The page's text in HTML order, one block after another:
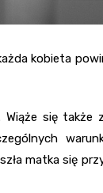
kobieta
Wiąże się
matka się